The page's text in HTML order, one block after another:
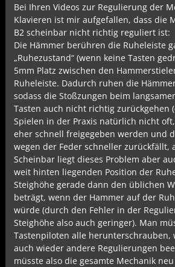
Bei Ihren Videos zur Regulierung der
Klavieren ist mir aufgefallen, dass die
B2 scheinbar nicht richtig reguliert ist:
Die Hämmer berühren die Ruheleiste
„Ruhezustand“ (wenn keine Tasten
5mm Platz zwischen den
Ruheleiste. Dadurch ruhen die
sodass die Stoßzungen beim
Tasten auch nicht richtig zurückgehen
Spielen in der Praxis natürlich nicht
eher schnell freigegeben werden und
wegen der Feder schneller zurückfällt,
Scheinbar liegt dieses Problem aber
weit hinten liegenden Position der
Steighöhe gerade dann den üblichen
beträgt, wenn der Hammer auf der
würde (durch den Fehler in der
Steighöhe also auch geringer). Man
Tastenpiloten alle herunterschrauben,
auch wieder andere Regulierungen
müsste also die gesamte Mechanik